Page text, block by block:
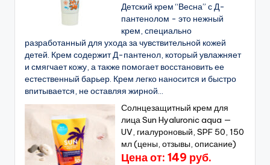
Детский крем “Весна” с Д-
пантенолом - это нежный
крем, специально
разработанный для ухода за чувствительной кожей
детей. Крем содержит Д-пантенол, который увлажняет
и смягчает кожу, а также помогает восстановить ее
естественный барьер. Крем легко наносится и быстро
впитывается, не оставляя жирной...
Солнцезащитный крем для
лица Sun Hyaluronic aqua —
UV, гиалуроновый, SPF 50, 150
мл (цены, отзывы, описание)
Цена от: 149 руб.